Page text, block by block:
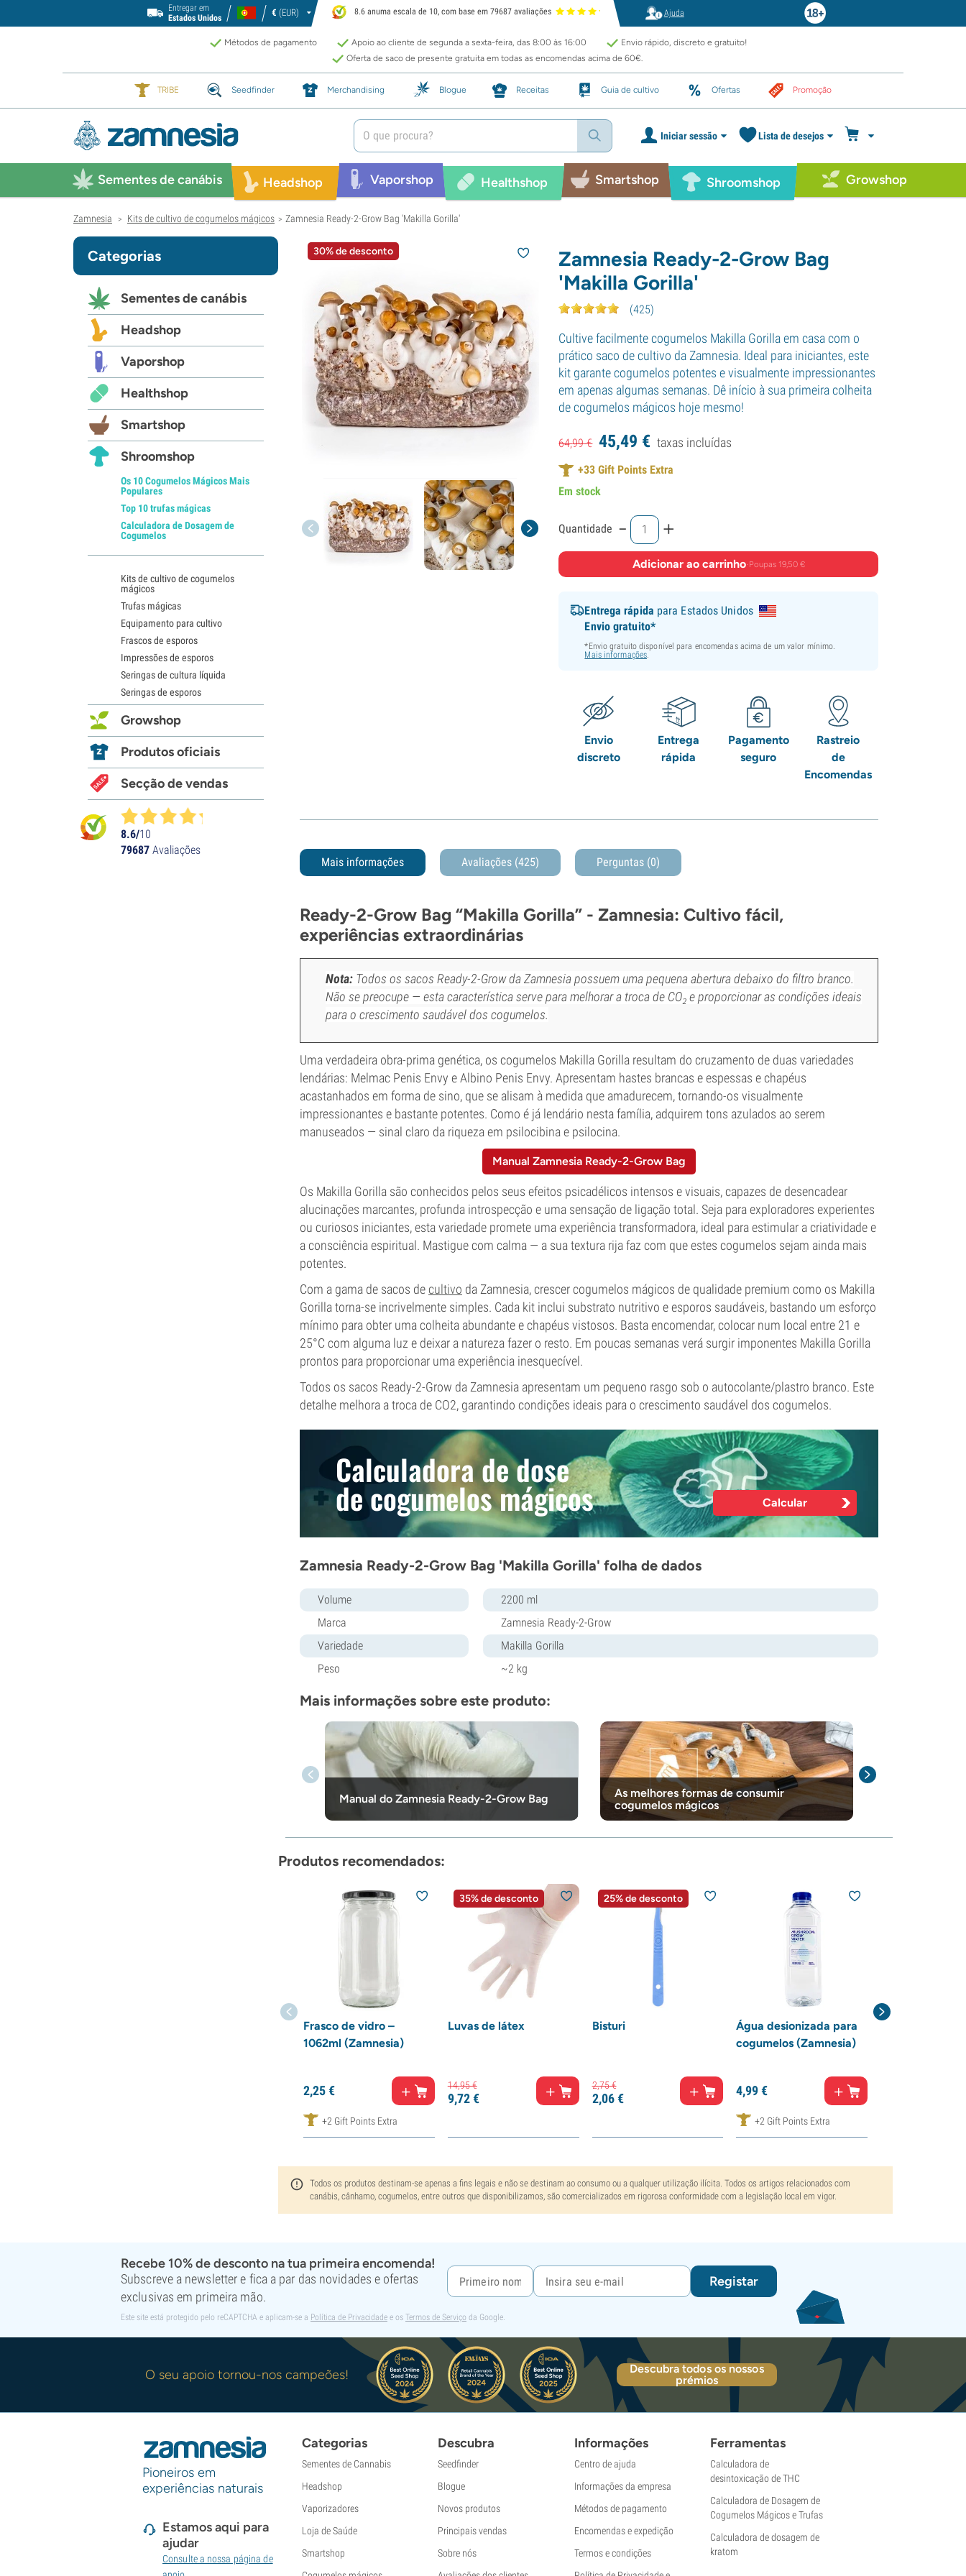
Entregar em
Estados Unidos
€ (EUR) 8.6 anuma escala de 10, com base em 79687 avaliações Ajuda
Métodos de pagamento Apoio ao cliente de segunda a sexta-feira, das 8:00 às 16:00
Envio rápido, discreto e gratuito!
Oferta de saco de presente gratuita em todas as encomendas acima de 60€.
TRIBE Seedfinder Merchandising Blogue Receitas Guia de cultivo Ofertas Promoção
Iniciar sessão Lista de desejos
Sementes de canábis Headshop Vaporshop Healthshop Smartshop Shroomshop Growshop
Zamnesia > Kits de cultivo de cogumelos mágicos > Zamnesia Ready-2-Grow Bag 'Makilla Gorilla'
30% de desconto
Zamnesia Ready-2-Grow Bag
'Makilla Gorilla'
(425)
Cultive facilmente cogumelos Makilla Gorilla em casa com o
prático saco de cultivo da Zamnesia. Ideal para iniciantes, este
kit garante cogumelos potentes e visualmente impressionantes
em apenas algumas semanas. Dê início à sua primeira colheita
de cogumelos mágicos hoje mesmo!
64,99€ 45,49 € taxas incluídas
+33 Gift Points Extra
Em stock
Quantidade - +
Adicionar ao carrinho·Poupas 19,50 €
Entrega rápida para Estados Unidos
Envio gratuito*
*Envio gratuito disponível para encomendas acima de um valor mínimo.
Mais informações
Envio
discreto
Entrega
rápida
Pagamento
seguro
Rastreio
de
Encomendas
Mais informações Avaliações (425) Perguntas (0)
Ready-2-Grow Bag “Makilla Gorilla” - Zamnesia: Cultivo fácil,
experiências extraordinárias
Nota: Todos os sacos Ready-2-Grow da Zamnesia possuem uma pequena abertura debaixo do filtro branco.
Não se preocupe — esta característica serve para melhorar a troca de CO₂ e proporcionar as condições ideais
para o crescimento saudável dos cogumelos.
Uma verdadeira obra-prima genética, os cogumelos Makilla Gorilla resultam do cruzamento de duas variedades
lendárias: Melmac Penis Envy e Albino Penis Envy. Apresentam hastes brancas e espessas e chapéus
acastanhados em forma de sino, que se alisam à medida que amadurecem, tornando-os visualmente
impressionantes e bastante potentes. Como é já lendário nesta família, adquirem tons azulados ao serem
manuseados — sinal claro da riqueza em psilocibina e psilocina.
Manual Zamnesia Ready-2-Grow Bag
Os Makilla Gorilla são conhecidos pelos seus efeitos psicadélicos intensos e visuais, capazes de desencadear
alucinações marcantes, profunda introspecção e uma sensação de ligação total. Seja para exploradores experientes
ou curiosos iniciantes, esta variedade promete uma experiência transformadora, ideal para estimular a criatividade e
a consciência espiritual. Mastigue com calma — a sua textura rija faz com que estes cogumelos sejam ainda mais
potentes.
Com a gama de sacos decultivo da Zamnesia, crescer cogumelos mágicos de qualidade premium como os Makilla
Gorilla torna-se incrivelmente simples. Cada kit inclui substrato nutritivo e esporos saudáveis, bastando um esforço
mínimo para obter uma colheita abundante e chapéus vistosos. Basta encomendar, colocar num local entre 21 e
25°C com alguma luz e deixar a natureza fazer o resto. Em poucas semanas verá surgir imponentes Makilla Gorilla
prontos para proporcionar uma experiência inesquecível.
Todos os sacos Ready-2-Grow da Zamnesia apresentam um pequeno rasgo sob o autocolante/plastro branco. Este
detalhe melhora a troca de CO2, garantindo condições ideais para o crescimento saudável dos cogumelos.
Calculadora de dose
de cogumelos mágicos Calcular
Zamnesia Ready-2-Grow Bag 'Makilla Gorilla' folha de dados
Volume
2200 ml
Marca
Zamnesia Ready-2-Grow
Variedade
Makilla Gorilla
Peso
~2 kg
Mais informações sobre este produto:
Manual do Zamnesia Ready-2-Grow Bag
As melhores formas de consumir
cogumelos mágicos
Produtos recomendados:
Frasco de vidro –
1062ml (Zamnesia)
2,25€
+2 Gift Points Extra
35% de desconto
Luvas de látex
14,95€
9,72€
25% de desconto
Bisturi
2,75€
2,06€
Água desionizada para
cogumelos (Zamnesia)
4,99€
+2 Gift Points Extra
Todos os produtos destinam-se apenas a fins legais e não se destinam ao consumo ou a qualquer utilização ilícita. Todos os artigos relacionados com
canábis, cânhamo, cogumelos, entre outros que disponibilizamos, são comercializados em rigorosa conformidade com a legislação local em vigor.
Categorias
Sementes de canábis
Headshop
Vaporshop
Healthshop
Smartshop
Shroomshop
Os 10 Cogumelos Mágicos Mais
Populares
Top 10 trufas mágicas
Calculadora de Dosagem de
Cogumelos
Kits de cultivo de cogumelos
mágicos
Trufas mágicas
Equipamento para cultivo
Frascos de esporos
Impressões de esporos
Seringas de cultura líquida
Seringas de esporos
Growshop
Produtos oficiais
Secção de vendas
8.6/10
79687 Avaliações
Recebe 10% de desconto na tua primeira encomenda!
Subscreve a newsletter e fica a par das novidades e ofertas
exclusivas em primeira mão.
Registar
Este site está protegido pelo reCAPTCHA e aplicam-se a Política de Privacidade e os Termos de Serviço da Google.
O seu apoio tornou-nos campeões!
Descubra todos os nossos
prémios
Pioneiros em
experiências naturais
Estamos aqui para
ajudar
Consulte a nossa página de
Categorias
Sementes de Cannabis
Headshop
Vaporizadores
Loja de Saúde
Smartshop
Descubra
Seedfinder
Blogue
Novos produtos
Principais vendas
Sobre nós
Informações
Centro de ajuda
Informações da empresa
Métodos de pagamento
Encomendas e expedição
Termos e condições
Ferramentas
Calculadora de
desintoxicação de THC
Calculadora de Dosagem de
Cogumelos Mágicos e Trufas
Calculadora de dosagem de
kratom